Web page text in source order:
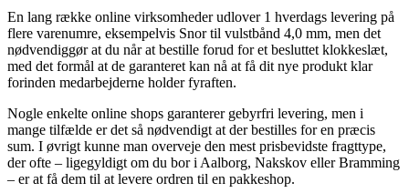
En lang række online virksomheder udlover 1 hverdags levering på
flere varenumre, eksempelvis Snor til vulstbånd 4,0 mm, men det
nødvendiggør at du når at bestille forud for et besluttet klokkeslæt,
med det formål at de garanteret kan nå at få dit nye produkt klar
forinden medarbejderne holder fyraften.
Nogle enkelte online shops garanterer gebyrfri levering, men i
mange tilfælde er det så nødvendigt at der bestilles for en præcis
sum. I øvrigt kunne man overveje den mest prisbevidste fragttype,
der ofte – ligegyldigt om du bor i Aalborg, Nakskov eller Bramming
– er at få dem til at levere ordren til en pakkeshop.